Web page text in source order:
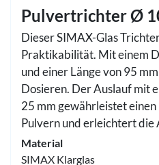
Pulvertrichter Ø
Dieser SIMAX-Glas
Praktikabilität. Mit einem
und einer Länge von 95
Dosieren. Der Auslauf mit
25 mm gewährleistet
Pulvern und erleichtert die
Material
SIMAX Klarglas